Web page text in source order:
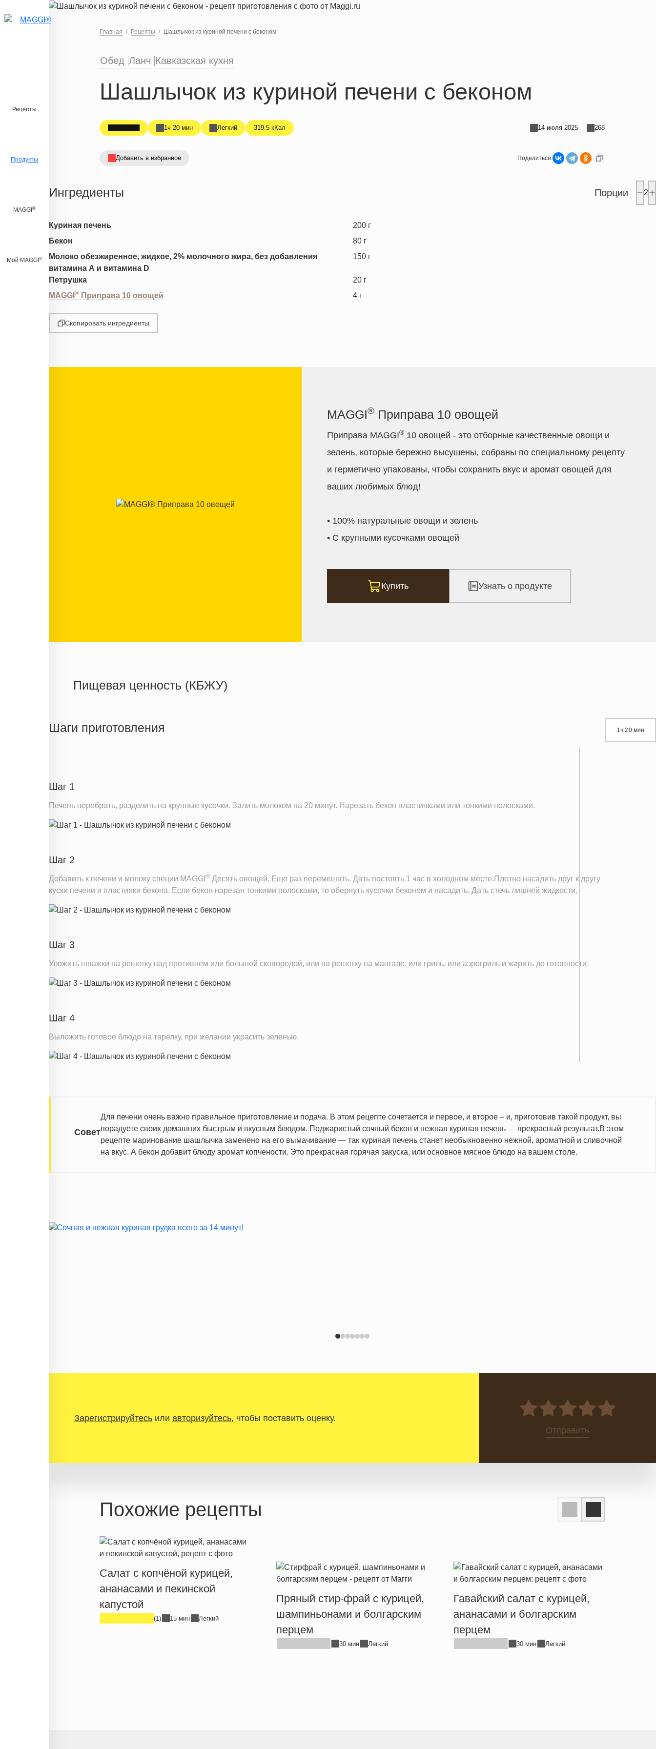
Перейти к основному содержанию
Рецепты
Продукты
MAGGI ®
Мой MAGGI ®
Главная Рецепты Шашлычок из куриной печени с беконом
Обед Ланч Кавказская кухня
Шашлычок из куриной печени с беконом
1ч 20 мин Легкий 319.5 кКал 14 июля 2025 268
Добавить в избранное Поделиться:
Ингредиенты Порции 2
Куриная печень 200 г
Бекон
80 г
Молоко обезжиренное, жидкое, 2% молочного жира, без добавления
витамина А и витамина D
150 г
Петрушка 20 г
MAGGI ® Приправа 10 овощей 4 г
Скопировать ингредиенты
MAGGI® Приправа 10 овощей
Приправа MAGGI® 10 овощей - это отборные качественные овощи и
зелень, которые бережно высушены, собраны по специальному рецепту
и герметично упакованы, чтобы сохранить вкус и аромат овощей для
ваших любимых блюд!
• 100% натуральные овощи и зелень
• С крупными кусочками овощей
Купить Узнать о продукте
Пищевая ценность (КБЖУ)
Белки
Шаги приготовления 1ч 20 мин
Шаг 1
Печень перебрать, разделить на крупные кусочки. Залить молоком на 20 минут. Нарезать бекон пластинками или тонкими полосками.
Шаг 2
Добавить к печени и молоку специи MAGGI ® Десять овощей. Еще раз перемешать. Дать постоять 1 час в холодном месте.Плотно насадить друг к другу
куски печени и пластинки бекона. Если бекон нарезан тонкими полосками, то обернуть кусочки беконом и насадить. Дать стечь лишней жидкости.
Шаг 3
Уложить шпажки на решетку над противнем или большой сковородой, или на решетку на мангале, или гриль, или аэрогриль и жарить до готовности.
Шаг 4
Выложить готовое блюдо на тарелку, при желании украсить зеленью.
Совет
Для печени очень важно правильное приготовление и подача. В этом рецепте сочетается и первое, и второе – и, приготовив такой продукт, вы
порадуете своих домашних быстрым и вкусным блюдом. Поджаристый сочный бекон и нежная куриная печень — прекрасный результат.В этом
рецепте маринование шашлычка заменено на его вымачивание — так куриная печень станет необыкновенно нежной, ароматной и сливочной
на вкус. А бекон добавит блюду аромат копчености. Это прекрасная горячая закуска, или основное мясное блюдо на вашем столе.
Зарегистрируйтесьили авторизуйтесь, чтобы поставить оценку. 0
Отправить
Похожие рецепты
Салат с копчёной курицей,
ананасами и пекинской
капустой
(1) 15 мин Легкий
Пряный стир-фрай с курицей,
шампиньонами и болгарским
перцем
30 мин Легкий
Гавайский салат с курицей,
ананасами и болгарским
перцем
30 мин Легкий